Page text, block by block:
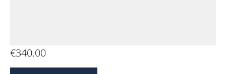
€340.00